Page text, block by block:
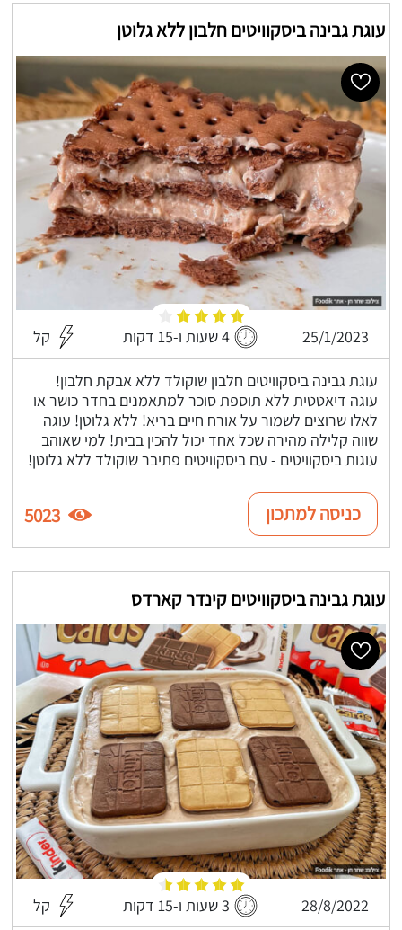
עוגת גבינה ביסקוויטים חלבון ללא גלוטן
25/1/2023 4 שעות ו-15 דקות קל
עוגת גבינה ביסקוויטים חלבון שוקולד ללא אבקת חלבון!
עוגה דיאטטית ללא תוספת סוכר למתאמנים בחדר כושר או
לאלו שרוצים לשמור על אורח חיים בריא! ללא גלוטן! עוגה
שווה קלילה מהירה שכל אחד יכול להכין בבית! למי שאוהב
עוגות ביסקוויטים - עם ביסקוויטים פתיבר שוקולד ללא גלוטן!
כניסה למתכון 5023
עוגת גבינה ביסקוויטים קינדר קארדס
28/8/2022 3 שעות ו-15 דקות קל